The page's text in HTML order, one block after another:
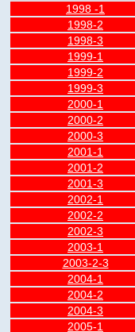
1998 -1
1998-2
1998-3
1999-1
1999-2
1999-3
2000-1
2000-2
2000-3
2001-1
2001-2
2001-3
2002-1
2002-2
2002-3
2003-1
2003-2-3
2004-1
2004-2
2004-3
2005-1